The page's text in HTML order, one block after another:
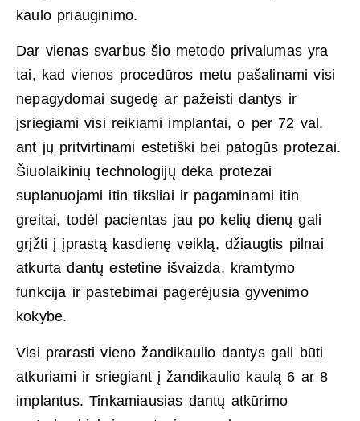
kaulo priauginimo.
Dar vienas svarbus šio metodo privalumas yra
tai, kad vienos procedūros metu pašalinami visi
nepagydomai sugedę ar pažeisti dantys ir
įsriegiami visi reikiami implantai, o per 72 val.
ant jų pritvirtinami estetiški bei patogūs protezai.
Šiuolaikinių technologijų dėka protezai
suplanuojami itin tiksliai ir pagaminami itin
greitai, todėl pacientas jau po kelių dienų gali
grįžti į įprastą kasdienę veiklą, džiaugtis pilnai
atkurta dantų estetine išvaizda, kramtymo
funkcija ir pastebimai pagerėjusia gyvenimo
kokybe.
Visi prarasti vieno žandikaulio dantys gali būti
atkuriami ir sriegiant į žandikaulio kaulą 6 ar 8
implantus. Tinkamiausias dantų atkūrimo